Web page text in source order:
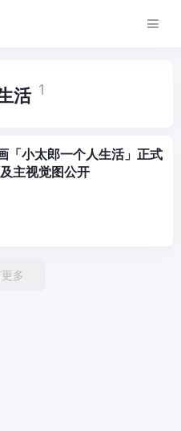
活 1
「小太郎一个人生活」正式
主视觉图公开
多